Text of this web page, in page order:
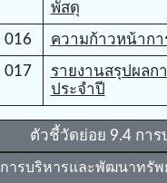
พัสดุ
016 ความก้าวหน้าก
017
รายงานสรุปผลก
ประจำปี
ตัวชี้วัดย่อย 9.4 กา
การบริหารและพัฒนาทรั